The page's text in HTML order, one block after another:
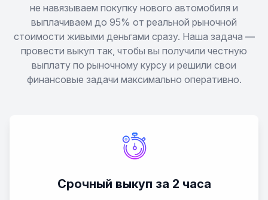
Diamante
Dingo
Dion
EK Wagon
не навязываем покупку нового автомобиля и
выплачиваем до 95% от реальной рыночной
стоимости живыми деньгами сразу. Наша задача —
провести выкуп так, чтобы вы получили честную
выплату по рыночному курсу и решили свои
финансовые задачи максимально оперативно.
Срочный выкуп за 2 часа